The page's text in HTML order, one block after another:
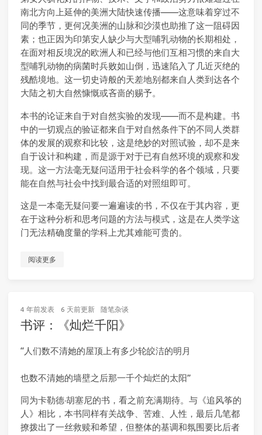
南北方向上延伸的美洲大陆快速传播——这意味着穿过不
同的季节，更何况美洲的山脉和沙漠也助推了这一阻碍因
素；也正因为印第安人缺少与大型哺乳动物的长期相处，
在面对相反境况的欧洲人和已经与他们互相习惯的来自大
型哺乳动物的病菌时兵败如山倒，迅速陷入了几近灭绝的
残酷境地。这一切史诗般的天差地别都来自人类到达各个
大陆之初大自然慷慨或吝啬的赐予。
本书的论证来自于对自然实验的发现——而不是构建。书
中的一切观点的验证都来自于对自然条件下的不同人类群
体的发展的观察和比较，这是绝妙的对照试验，却不是来
自于设计和构建，而是源于对于已有自然环境的观察和发
现。这一方法毫无疑问适用于社会科学的各个领域，只要
能在自然与社会中找到最合适的对照组即可。
这是一本毫无疑问要一遍遍读的书，不仅在于其内容，更
在于这种分析和思考问题的方法与模式，这是在人类学这
门无法精确度量的学科上尤其难能可贵的。
阅读更多
4 年前发表 6 天前更新 随笔杂谈
书评：《灿烂千阳》
“人们数不清她的屋顶上有多少轮皎洁的明月
也数不清她的墙壁之后那一千个灿烂的太阳”
同为卡勒德·胡塞尼的书，看之前充满期待。与《追风筝的
人》相比，本书同样有关战争、苦难、人性，最后几笔都
撩拨出了一丝救赎和希望，但整体的基调和氛围要比后者